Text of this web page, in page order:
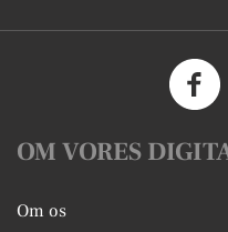
OM VORES
Om os